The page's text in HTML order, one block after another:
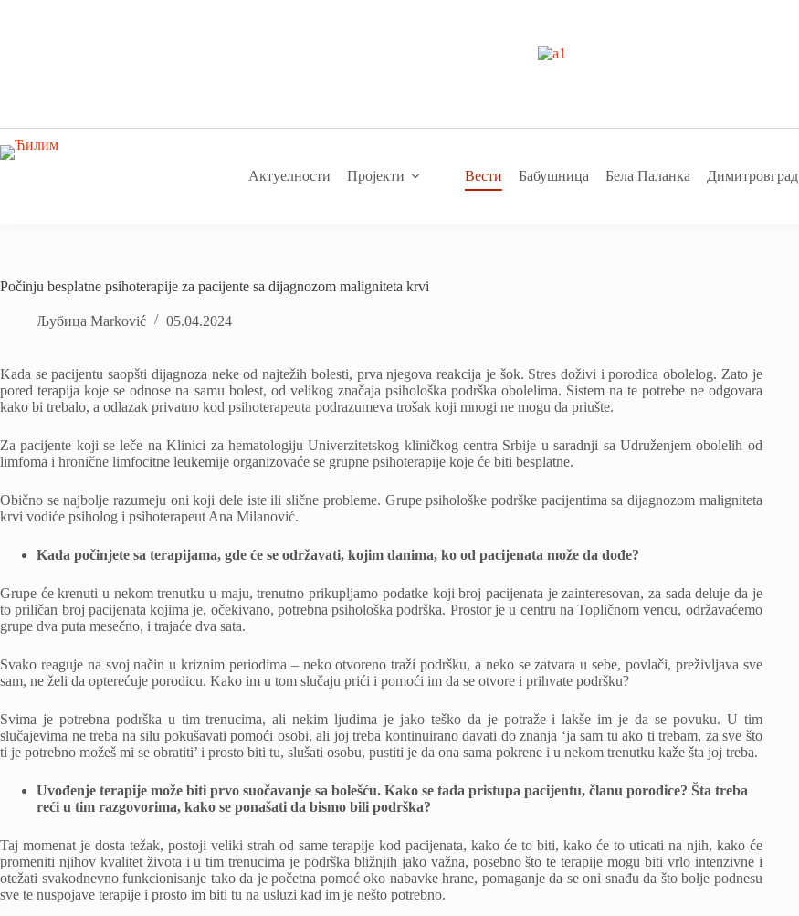
Актуелности Пројекти Вести Бабушница Бела Паланка Димитровград
Počinju besplatne psihoterapije za pacijente sa dijagnozom maligniteta krvi
Љубица Marković 05.04.2024
Kada se pacijentu saopšti dijagnoza neke od najtežih bolesti, prva njegova reakcija je šok. Stres doživi i porodica obolelog. Zato je
pored terapija koje se odnose na samu bolest, od velikog značaja psihološka podrška obolelima. Sistem na te potrebe ne odgovara
kako bi trebalo, a odlazak privatno kod psihoterapeuta podrazumeva trošak koji mnogi ne mogu da priušte.
Za pacijente koji se leče na Klinici za hematologiju Univerzitetskog kliničkog centra Srbije u saradnji sa Udruženjem obolelih od
limfoma i hronične limfocitne leukemije organizovaće se grupne psihoterapije koje će biti besplatne.
Obično se najbolje razumeju oni koji dele iste ili slične probleme. Grupe psihološke podrške pacijentima sa dijagnozom maligniteta
krvi vodiće psiholog i psihoterapeut Ana Milanović.
Kada počinjete sa terapijama, gde će se održavati, kojim danima, ko od pacijenata može da dođe?
Grupe će krenuti u nekom trenutku u maju, trenutno prikupljamo podatke koji broj pacijenata je zainteresovan, za sada deluje da je
to priličan broj pacijenata kojima je, očekivano, potrebna psihološka podrška. Prostor je u centru na Topličnom vencu, održavaćemo
grupe dva puta mesečno, i trajaće dva sata.
Svako reaguje na svoj način u kriznim periodima – neko otvoreno traži podršku, a neko se zatvara u sebe, povlači, preživljava sve
sam, ne želi da opterećuje porodicu. Kako im u tom slučaju prići i pomoći im da se otvore i prihvate podršku?
Svima je potrebna podrška u tim trenucima, ali nekim ljudima je jako teško da je potraže i lakše im je da se povuku. U tim
slučajevima ne treba na silu pokušavati pomoći osobi, ali joj treba kontinuirano davati do znanja ‘ja sam tu ako ti trebam, za sve što
ti je potrebno možeš mi se obratiti’ i prosto biti tu, slušati osobu, pustiti je da ona sama pokrene i u nekom trenutku kaže šta joj treba.
Uvođenje terapije može biti prvo suočavanje sa bolešću. Kako se tada pristupa pacijentu, članu porodice? Šta treba
reći u tim razgovorima, kako se ponašati da bismo bili podrška?
Taj momenat je dosta težak, postoji veliki strah od same terapije kod pacijenata, kako će to biti, kako će to uticati na njih, kako će
promeniti njihov kvalitet života i u tim trenucima je podrška bližnjih jako važna, posebno što te terapije mogu biti vrlo intenzivne i
otežati svakodnevno funkcionisanje tako da je početna pomoć oko nabavke hrane, pomaganje da se oni snađu da što bolje podnesu
sve te nuspojave terapije i prosto im biti tu na usluzi kad im je nešto potrebno.